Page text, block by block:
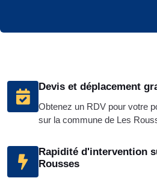
Devis et déplacement
Obtenez un RDV pour votre
sur la commune de Les
Rapidité d'intervention
Rousses